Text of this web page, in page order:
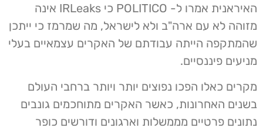
האיראנית אמרו ל- POLITICO כי IRLeaks אינה
מזוהה לא עם ארה"ב ולא לישראל, מה שמרמז כי ייתכן
שהמתקפה הייתה עבודתם של האקרים עצמאיים בעלי
מניעים פיננסיים.
מקרים כאלו הפכו נפוצים יותר ויותר ברחבי העולם
בשנים האחרונות, כאשר האקרים מתוחכמים גונבים
נתונים פרטיים מממשלות וארגונים ודורשים כופר